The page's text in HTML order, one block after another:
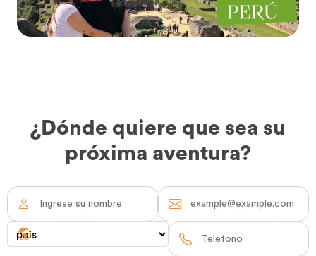
¿Dónde quiere que sea su
próxima aventura?